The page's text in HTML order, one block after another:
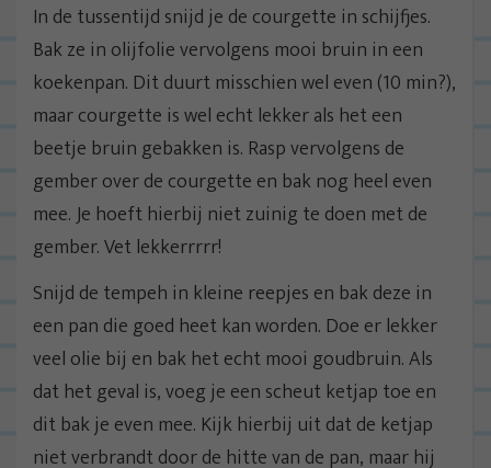
In de tussentijd snijd je de courgette in schijfjes.
Bak ze in olijfolie vervolgens mooi bruin in een
koekenpan. Dit duurt misschien wel even (10 min?),
maar courgette is wel echt lekker als het een
beetje bruin gebakken is. Rasp vervolgens de
gember over de courgette en bak nog heel even
mee. Je hoeft hierbij niet zuinig te doen met de
gember. Vet lekkerrrrr!
Snijd de tempeh in kleine reepjes en bak deze in
een pan die goed heet kan worden. Doe er lekker
veel olie bij en bak het echt mooi goudbruin. Als
dat het geval is, voeg je een scheut ketjap toe en
dit bak je even mee. Kijk hierbij uit dat de ketjap
niet verbrandt door de hitte van de pan, maar hij